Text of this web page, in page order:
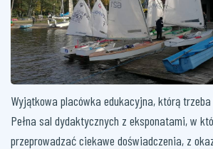
Wyjątkowa placówka edukacyjna, którą
Pełna sal dydaktycznych z eksponatami, w
przeprowadzać ciekawe doświadczenia, z